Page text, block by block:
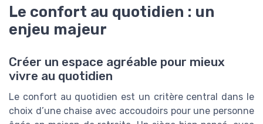
Le confort au quotidien : un
enjeu majeur
Créer un espace agréable pour mieux
vivre au quotidien
Le confort au quotidien est un critère central dans le
choix d’une chaise avec accoudoirs pour une personne